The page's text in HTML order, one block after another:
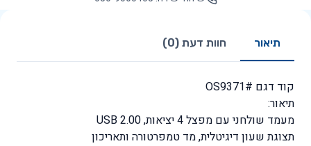
תיאור חוות דעת (0)
קוד דגם #OS9371
תיאור:
מעמד שולחני עם מפצל 4 יציאות, USB 2.00
תצוגת שעון דיגיטלית, מד טמפרטורה ותאריכון